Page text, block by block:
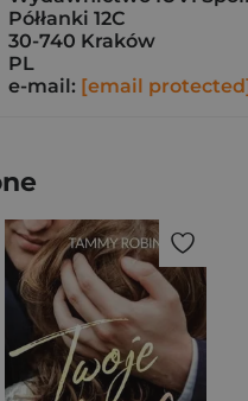
Półłanki 12C
30-740 Kraków
PL
e-mail: [email